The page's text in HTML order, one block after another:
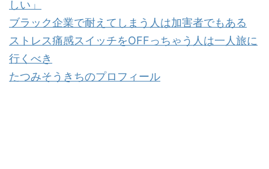
しい」
ブラック企業で耐えてしまう人は加害者でもある
ストレス痛感スイッチをOFFっちゃう人は一人旅に
行くべき
たつみそうきちのプロフィール